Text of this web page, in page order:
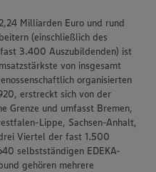
Milliarden Euro und rund
(einschließlich des
3.400 Auszubildenden) ist
von insgesamt
organisierten
erstreckt sich von der
Grenze und umfasst Bremen,
Lippe, Sachsen-Anhalt,
Viertel der fast 1.500
selbstständigen EDEKA-
gehören mehrere